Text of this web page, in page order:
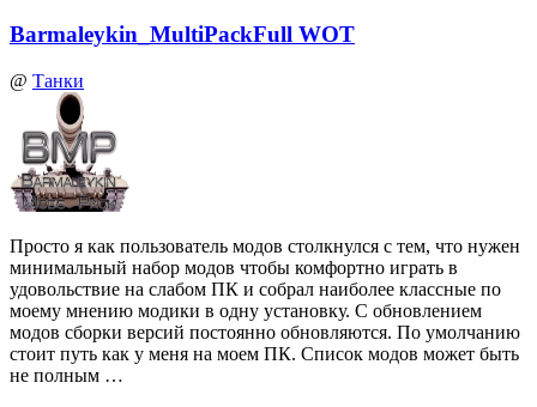
Barmaleykin_MultiPackFull WOT
@ Танки
Просто я как пользователь модов столкнулся с тем, что нужен
минимальный набор модов чтобы комфортно играть в
удовольствие на слабом ПК и собрал наиболее классные по
моему мнению модики в одну установку. С обновлением
модов сборки версий постоянно обновляются. По умолчанию
стоит путь как у меня на моем ПК. Список модов может быть
не полным …